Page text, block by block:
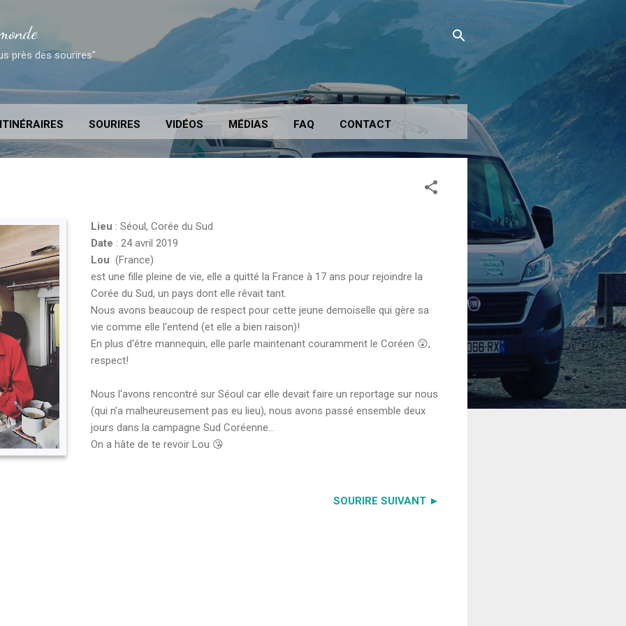
Accéder au contenu principal
près des sourires"
SOURIRES VIDÉOS MÉDIAS FAQ CONTACT
Lieu : Séoul, Corée du Sud
Date : 24 avril 2019
Lou (France)
est une fille pleine de vie, elle a quitté la France à 17 ans pour rejoindre la
Corée du Sud, un pays dont elle rêvait tant.
Nous avons beaucoup de respect pour cette jeune demoiselle qui gère sa
vie comme elle l'entend (et elle a bien raison)!
En plus d'être mannequin, elle parle maintenant couramment le Coréen 😲,
respect!
Nous l'avons rencontré sur Séoul car elle devait faire un reportage sur nous
(qui n'a malheureusement pas eu lieu), nous avons passé ensemble deux
jours dans la campagne Sud Coréenne...
On a hâte de te revoir Lou 😘